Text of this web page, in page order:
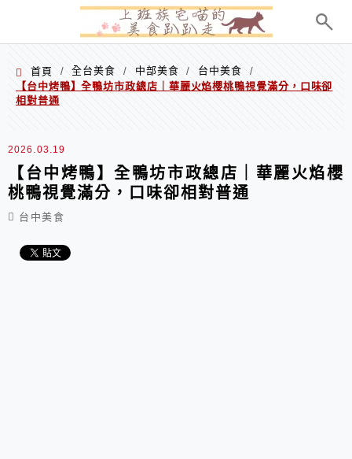
首頁 / 全台美食 / 中部美食 / 台中美食
/
【台中烤鴨】全鴨坊市政總店｜華麗火焰櫻桃鴨視覺滿分，口味卻
相對普通
2026.03.19
【台中烤鴨】全鴨坊市政總店｜華麗火焰櫻
桃鴨視覺滿分，口味卻相對普通
台中美食